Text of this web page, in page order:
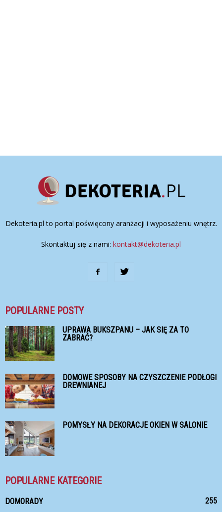
Dekoteria.pl to portal poświęcony aranżacji i wyposażeniu wnętrz.
Skontaktuj się z nami: kontakt@dekoteria.pl
POPULARNE POSTY
UPRAWA BUKSZPANU – JAK SIĘ ZA TO
ZABRAĆ?
DOMOWE SPOSOBY NA CZYSZCZENIE PODŁOGI
DREWNIANEJ
POMYSŁY NA DEKORACJE OKIEN W SALONIE
POPULARNE KATEGORIE
DOMORADY
255